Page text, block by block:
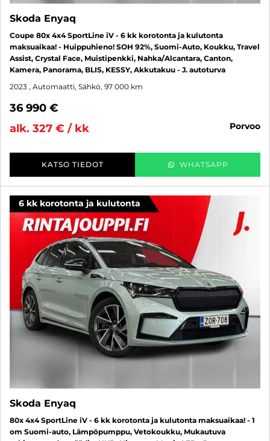
Skoda Enyaq
Coupe 80x 4x4 SportLine iV - 6 kk korotonta ja kulutonta
maksuaikaa! - Huippuhieno! SOH 92%, Suomi-Auto, Koukku, Travel
Assist, Crystal Face, Muistipenkki, Nahka/Alcantara, Canton,
Kamera, Panorama, BLIS, KESSY, Akkutakuu - J. autoturva
2023 , Automaatti, Sähkö, 97 000 km
36 990 €
alk. 327 € / kk
porvoo
KATSO TIEDOT WHATSAPP
6 kk korotonta ja kulutonta
Skoda Enyaq
80x 4x4 SportLine iV - 6 kk korotonta ja kulutonta maksuaikaa! - 1
om Suomi-auto, Lämpöpumppu, Vetokoukku, Mukautuva